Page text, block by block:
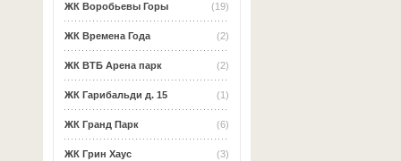
(19)
ЖК Воробьевы Горы
(2)
ЖК Времена Года
(2)
ЖК ВТБ Арена парк
(1)
ЖК Гарибальди д. 15
(6)
ЖК Гранд Парк
(3)
ЖК Грин Хаус